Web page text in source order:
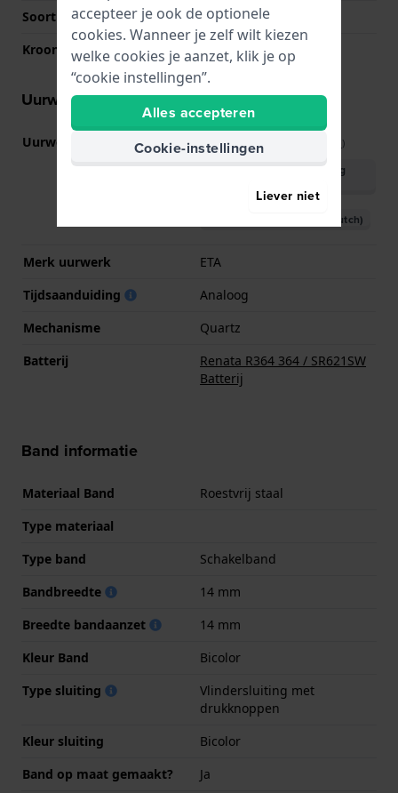
Soort glas
Saffier
Kroon
Geschroefde kroon
Uurwerk informatie
Uurwerk nr. F04.412 ( Bekijk specificaties )
Download handleiding
Download handleiding (Dutch)
Merk uurwerk
ETA
Tijdsaanduiding
Analoog
Mechanisme
Quartz
Batterij
Renata R364 364 / SR621SW
Batterij
Band informatie
Materiaal Band
Roestvrij staal
Type materiaal
Type band
Schakelband
Bandbreedte
14 mm
Breedte bandaanzet
14 mm
Kleur Band
Bicolor
Type sluiting
Vlindersluiting met
drukknoppen
Kleur sluiting
Bicolor
Band op maat gemaakt?
Ja
accepteer je ook de optionele
cookies. Wanneer je zelf wilt kiezen
welke cookies je aanzet, klik je op
“cookie instellingen”.
Alles accepteren
Cookie-instellingen
Liever niet